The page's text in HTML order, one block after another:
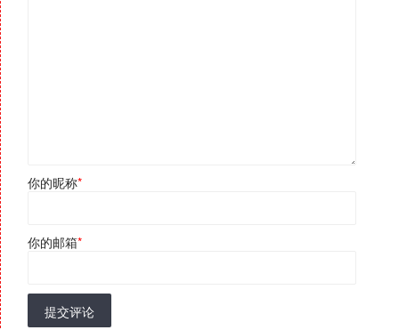
你的昵称*
你的邮箱*
提交评论